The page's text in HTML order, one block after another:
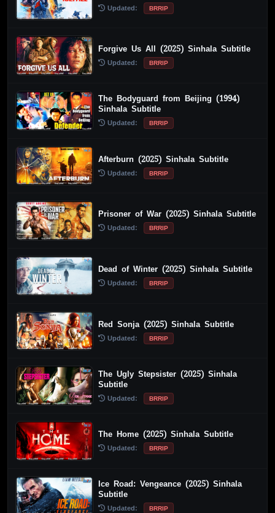
Updated: BRRIP
Forgive Us All (2025) Sinhala Subtitle
Updated: BRRIP
The Bodyguard from Beijing (1994)
Sinhala Subtitle
Updated: BRRIP
Afterburn (2025) Sinhala Subtitle
Updated: BRRIP
Prisoner of War (2025) Sinhala Subtitle
Updated: BRRIP
Dead of Winter (2025) Sinhala Subtitle
Updated: BRRIP
Red Sonja (2025) Sinhala Subtitle
Updated: BRRIP
The Ugly Stepsister (2025) Sinhala
Subtitle
Updated: BRRIP
The Home (2025) Sinhala Subtitle
Updated: BRRIP
Ice Road: Vengeance (2025) Sinhala
Subtitle
Updated: BRRIP